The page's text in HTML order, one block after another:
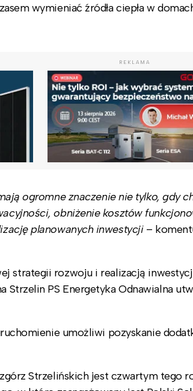
wymieniać źródła ciepła w
REKLAMA
ogromne znaczenie nie tylko, gdy
obniżenie kosztów
planowanych inwestycji–
strategii rozwoju i realizacją
Strzelin PS Energetyka Odnawialna
umożliwi pozyskanie
Strzelińskich jest czwartym tego